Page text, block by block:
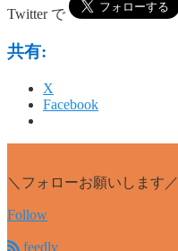
Twitter で
共有:
X
Facebook
＼フォローお願いします／
Follow
feedly